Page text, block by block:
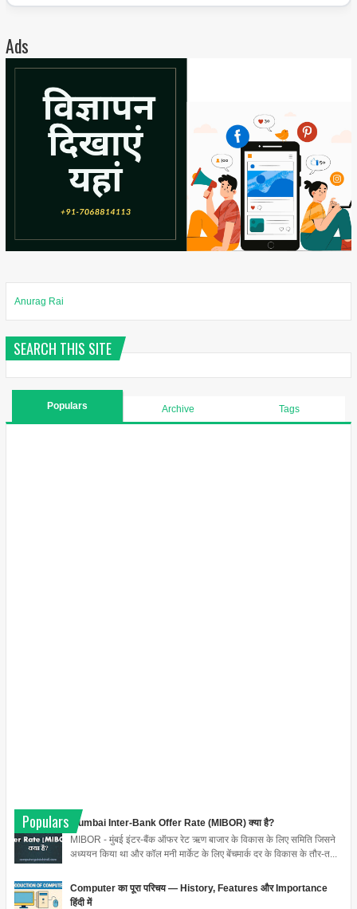
Ads
Anurag Rai
SEARCH THIS SITE
Populars Archive Tags
Populars
Mumbai Inter-Bank Offer Rate (MIBOR) क्या है?
MIBOR - मुंबई इंटर-बैंक ऑफर रेट ऋण बाजार के विकास के लिए समिति जिसने
अध्ययन किया था और कॉल मनी मार्केट के लिए बेंचमार्क दर के विकास के तौर-त...
Computer का पूरा परिचय — History, Features और Importance
हिंदी में